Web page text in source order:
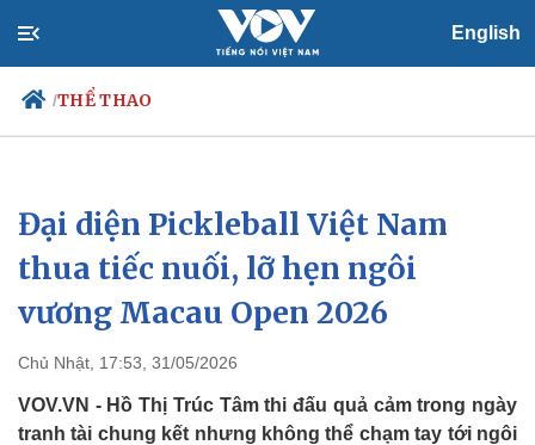
English
/THỂ THAO
Chính trị
Đảng
Tổ chức nhân sự
Quốc hội
Nhận diện sự thật
Xã hội
Dự báo thời tiết
Giáo dục
Đại diện Pickleball Việt Nam
thua tiếc nuối, lỡ hẹn ngôi
vương Macau Open 2026
Chủ Nhật, 17:53, 31/05/2026
VOV.VN - Hồ Thị Trúc Tâm thi đấu quả cảm trong ngày
tranh tài chung kết nhưng không thể chạm tay tới ngôi